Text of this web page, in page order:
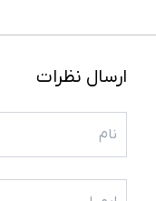
ارسال نظرات